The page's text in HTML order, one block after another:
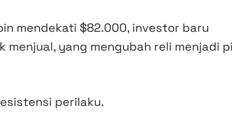
mendekati $82.000, investor baru
yang mengubah reli menjadi
perilaku.